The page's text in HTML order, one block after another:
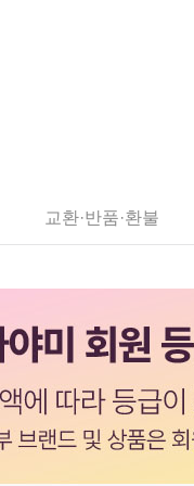
교환·반품·환불